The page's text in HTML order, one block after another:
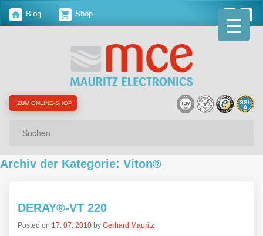
Blog Shop
ZUM ONLINE-SHOP
Archiv der Kategorie: Viton®
DERAY®-VT 220
Posted on 17. 07. 2010 by Gerhard Mauritz